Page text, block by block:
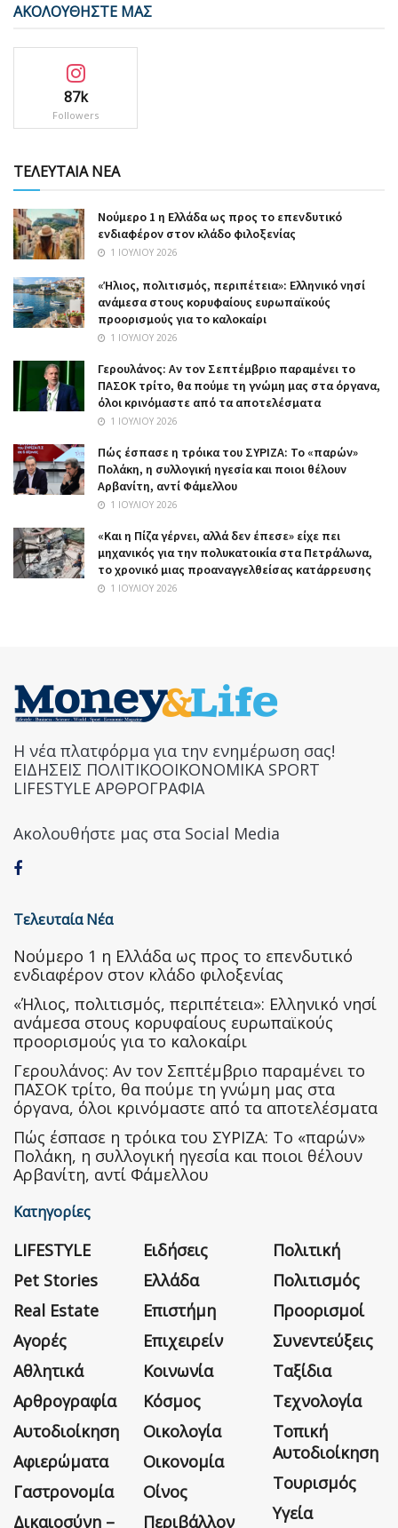
ΑΚΟΛΟΥΘΗΣΤΕ ΜΑΣ
87k
Followers
ΤΕΛΕΥΤΑΙΑ ΝΕΑ
Nούμερο 1 η Ελλάδα ως προς το επενδυτικό
ενδιαφέρον στον κλάδο φιλοξενίας
1 ΙΟΥΛΊΟΥ 2026
«Ήλιος, πολιτισμός, περιπέτεια»: Ελληνικό νησί
ανάμεσα στους κορυφαίους ευρωπαϊκούς
προορισμούς για το καλοκαίρι
1 ΙΟΥΛΊΟΥ 2026
Γερουλάνος: Αν τον Σεπτέμβριο παραμένει το
ΠΑΣΟΚ τρίτο, θα πούμε τη γνώμη μας στα όργανα,
όλοι κρινόμαστε από τα αποτελέσματα
1 ΙΟΥΛΊΟΥ 2026
Πώς έσπασε η τρόικα του ΣΥΡΙΖΑ: Το «παρών»
Πολάκη, η συλλογική ηγεσία και ποιοι θέλουν
Αρβανίτη, αντί Φάμελλου
1 ΙΟΥΛΊΟΥ 2026
«Και η Πίζα γέρνει, αλλά δεν έπεσε» είχε πει
μηχανικός για την πολυκατοικία στα Πετράλωνα,
το χρονικό μιας προαναγγελθείσας κατάρρευσης
1 ΙΟΥΛΊΟΥ 2026
Η νέα πλατφόρμα για την ενημέρωση σας!
ΕΙΔΗΣΕΙΣ ΠΟΛΙΤΙΚΟΟΙΚΟΝΟΜΙΚΑ SPORT
LIFESTYLE ΑΡΘΡΟΓΡΑΦΙΑ
Ακολουθήστε μας στα Social Media
Τελευταία Νέα
Nούμερο 1 η Ελλάδα ως προς το επενδυτικό
ενδιαφέρον στον κλάδο φιλοξενίας
«Ήλιος, πολιτισμός, περιπέτεια»: Ελληνικό νησί
ανάμεσα στους κορυφαίους ευρωπαϊκούς
προορισμούς για το καλοκαίρι
Γερουλάνος: Αν τον Σεπτέμβριο παραμένει το
ΠΑΣΟΚ τρίτο, θα πούμε τη γνώμη μας στα
όργανα, όλοι κρινόμαστε από τα αποτελέσματα
Πώς έσπασε η τρόικα του ΣΥΡΙΖΑ: Το «παρών»
Πολάκη, η συλλογική ηγεσία και ποιοι θέλουν
Αρβανίτη, αντί Φάμελλου
Κατηγορίες
LIFESTYLE
Pet Stories
Real Estate
Αγορές
Αθλητικά
Αρθρογραφία
Αυτοδιοίκηση
Αφιερώματα
Γαστρονομία
Δικαιοσύνη –
Ειδήσεις
Ελλάδα
Επιστήμη
Επιχειρείν
Κοινωνία
Κόσμος
Οικολογία
Οικονομία
Οίνος
Περιβάλλον
Πολιτική
Πολιτισμός
Προορισμοί
Συνεντεύξεις
Ταξίδια
Τεχνολογία
Τοπική
Αυτοδιοίκηση
Τουρισμός
Υγεία